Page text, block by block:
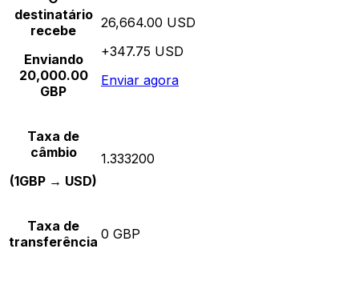
destinatário
recebe
Enviando
20,000.00
GBP
26,664.00 USD
+347.75 USD
Enviar agora
Taxa de
câmbio
(1GBP → USD)
1.333200
Taxa de
transferência 0 GBP